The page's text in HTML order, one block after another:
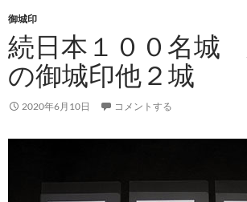
御城印
続日本１００名城
の御城印他２城
2020年6月10日 コメントする